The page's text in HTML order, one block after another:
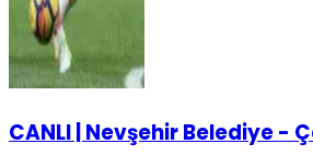
CANLI | Nevşehir Belediye -